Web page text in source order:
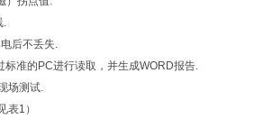
.
后不丢失.
标准的PC进行读取，并生成WORD报告.
场测试.
表1）